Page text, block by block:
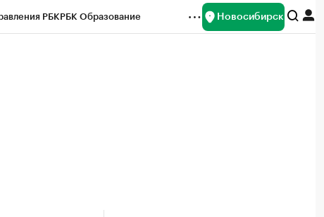
РБКРБК Образование Новосибирск